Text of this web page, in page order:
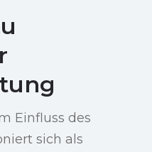
Einfluss des
sich als